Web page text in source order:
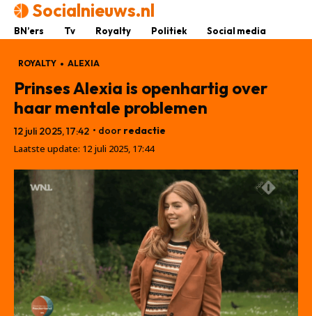
Socialnieuws.nl
BN’ers Tv Royalty Politiek Social media
ROYALTY ALEXIA
Prinses Alexia is openhartig over
haar mentale problemen
12 juli 2025, 17:42 • door redactie
Laatste update: 12 juli 2025, 17:44